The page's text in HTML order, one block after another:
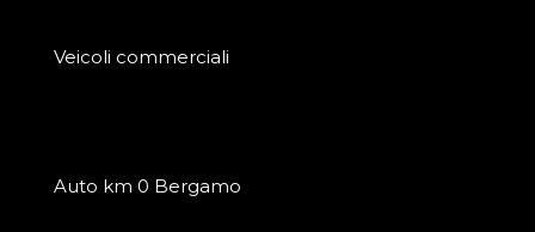
Veicoli commerciali
Auto km 0 Bergamo